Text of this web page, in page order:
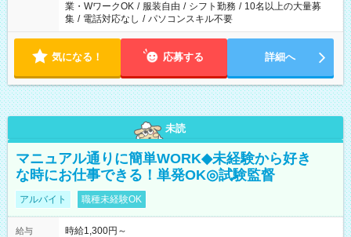
業・WワークOK / 服装自由 / シフト勤務 / 10名以上の大量募
集 / 電話対応なし / パソコンスキル不要
気になる！ 応募する 詳細へ
未読
マニュアル通りに簡単WORK◆未経験から好き
な時にお仕事できる！単発OK◎試験監督
アルバイト 職種未経験OK
給与
時給1,300円～